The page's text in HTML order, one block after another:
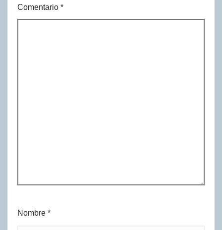
Comentario *
Nombre *